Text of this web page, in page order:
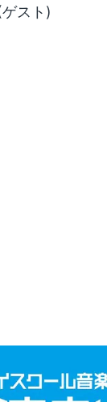
スト)